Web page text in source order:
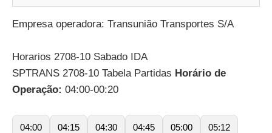
Empresa operadora: Transunião Transportes S/A
Horarios 2708-10 Sabado IDA
SPTRANS 2708-10 Tabela Partidas Horário de
Operação: 04:00-00:20
04:00 04:15 04:30 04:45 05:00 05:12